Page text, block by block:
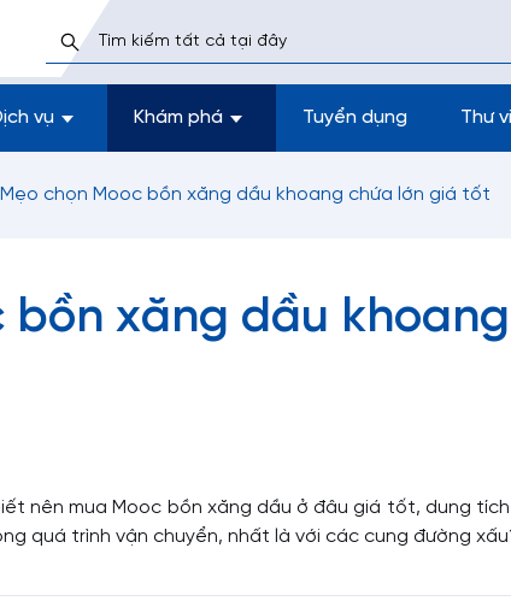
vụ Khám phá Tuyển dụng Thư
Mẹo chọn Mooc bồn xăng dầu khoang chứa lớn giá tốt
bồn xăng dầu
nên mua Mooc bồn xăng dầu ở đâu giá tốt, dung
quá trình vận chuyển, nhất là với các cung đường